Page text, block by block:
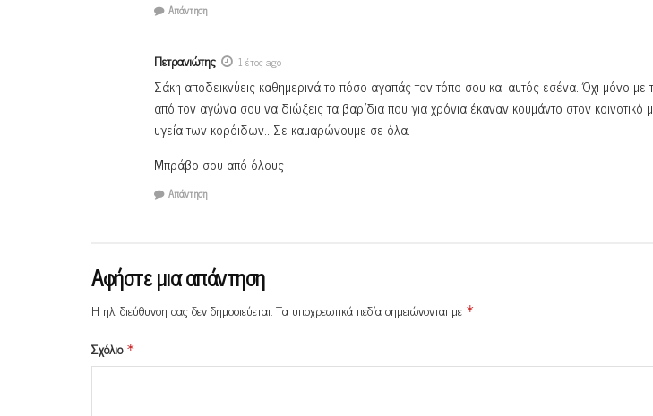
Απάντηση
Πετρανιώτης 1 έτος ago
Σάκη αποδεικνύεις καθημερινά το πόσο αγαπάς τον τόπο σου και αυτός εσένα. Όχι μόνο με
από τον αγώνα σου να διώξεις τα βαρίδια που για χρόνια έκαναν κουμάντο στον κοινοτικό
υγεία των κορόιδων.. Σε καμαρώνουμε σε όλα.
Μπράβο σου από όλους
Απάντηση
Αφήστε μια απάντηση
Η ηλ. διεύθυνση σας δεν δημοσιεύεται.Τα υποχρεωτικά πεδία σημειώνονται με *
Σχόλιο *